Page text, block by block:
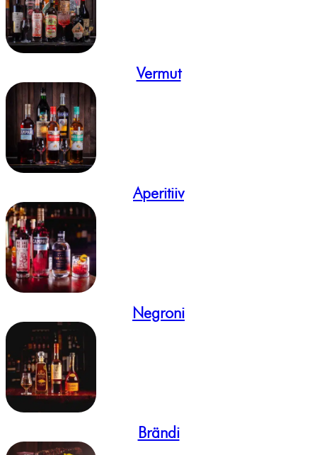
Vermut
Aperitiiv
Negroni
Brändi